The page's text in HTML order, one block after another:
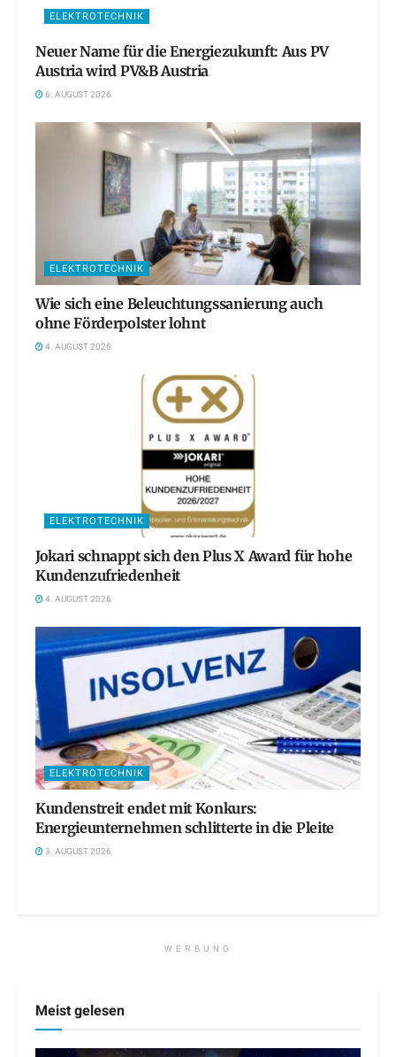
ELEKTROTECHNIK
Neuer Name für die Energiezukunft: Aus PV
Austria wird PV&B Austria
6. AUGUST 2026
ELEKTROTECHNIK
Wie sich eine Beleuchtungssanierung auch
ohne Förderpolster lohnt
4. AUGUST 2026
ELEKTROTECHNIK
Jokari schnappt sich den Plus X Award für hohe
Kundenzufriedenheit
4. AUGUST 2026
ELEKTROTECHNIK
Kundenstreit endet mit Konkurs:
Energieunternehmen schlitterte in die Pleite
3. AUGUST 2026
WERBUNG
Meist gelesen